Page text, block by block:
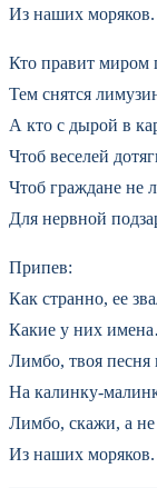
Из наших моряков.
Кто правит миром
Тем снятся
А кто с дырой в
Чтоб веселей
Чтоб граждане не
Для нервной
Припев:
Как странно, ее
Какие у них
Лимбо, твоя песня
На калинку-
Лимбо, скажи, а
Из наших моряков.